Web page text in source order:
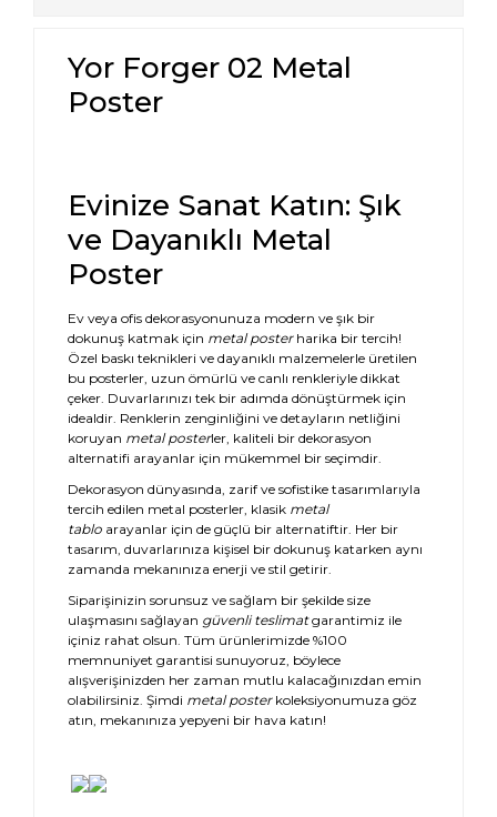
Yor Forger 02 Metal
Poster
Evinize Sanat Katın: Şık
ve Dayanıklı Metal
Poster
Ev veya ofis dekorasyonunuza modern ve şık bir
dokunuş katmak için metal posterharika bir tercih!
Özel baskı teknikleri ve dayanıklı malzemelerle üretilen
bu posterler, uzun ömürlü ve canlı renkleriyle dikkat
çeker. Duvarlarınızı tek bir adımda dönüştürmek için
idealdir. Renklerin zenginliğini ve detayların netliğini
koruyan metal posterler, kaliteli bir dekorasyon
alternatifi arayanlar için mükemmel bir seçimdir.
Dekorasyon dünyasında, zarif ve sofistike tasarımlarıyla
tercih edilen metal posterler, klasik metal
tablo arayanlar için de güçlü bir alternatiftir. Her bir
tasarım, duvarlarınıza kişisel bir dokunuş katarken aynı
zamanda mekanınıza enerji ve stil getirir.
Siparişinizin sorunsuz ve sağlam bir şekilde size
ulaşmasını sağlayan güvenli teslimatgarantimiz ile
içiniz rahat olsun. Tüm ürünlerimizde %100
memnuniyet garantisi sunuyoruz, böylece
alışverişinizden her zaman mutlu kalacağınızdan emin
olabilirsiniz. Şimdi metal posterkoleksiyonumuza göz
atın, mekanınıza yepyeni bir hava katın!